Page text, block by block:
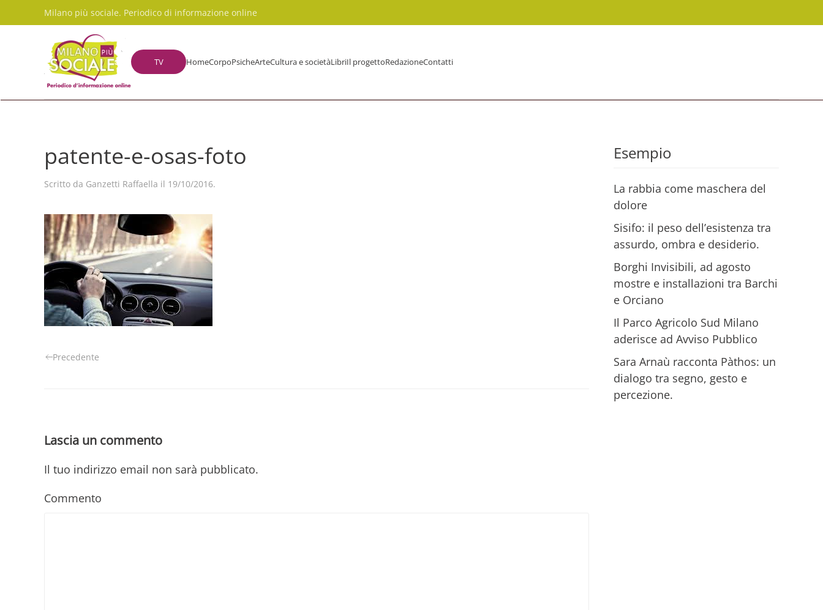
Skip to main content
Milano più sociale. Periodico di informazione online
TV HomeCorpoPsicheArteCultura e societàLibriIl progettoRedazioneContatti
patente-e-osas-foto
Scritto da Ganzetti Raffaella il 19/10/2016.
Precedente
Lascia un commento
Il tuo indirizzo email non sarà pubblicato.
Commento
Esempio
La rabbia come maschera del
dolore
Sisifo: il peso dell’esistenza tra
assurdo, ombra e desiderio.
Borghi Invisibili, ad agosto
mostre e installazioni tra Barchi
e Orciano
Il Parco Agricolo Sud Milano
aderisce ad Avviso Pubblico
Sara Arnaù racconta Pàthos: un
dialogo tra segno, gesto e
percezione.